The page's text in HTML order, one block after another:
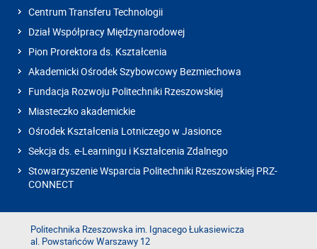
Centrum Transferu Technologii
Dział Współpracy Międzynarodowej
Pion Prorektora ds. Kształcenia
Akademicki Ośrodek Szybowcowy Bezmiechowa
Fundacja Rozwoju Politechniki Rzeszowskiej
Miasteczko akademickie
Ośrodek Kształcenia Lotniczego w Jasionce
Sekcja ds. e-Learningu i Kształcenia Zdalnego
Stowarzyszenie Wsparcia Politechniki Rzeszowskiej PRZ-
CONNECT
Politechnika Rzeszowska im. Ignacego Łukasiewicza
al. Powstańców Warszawy 12